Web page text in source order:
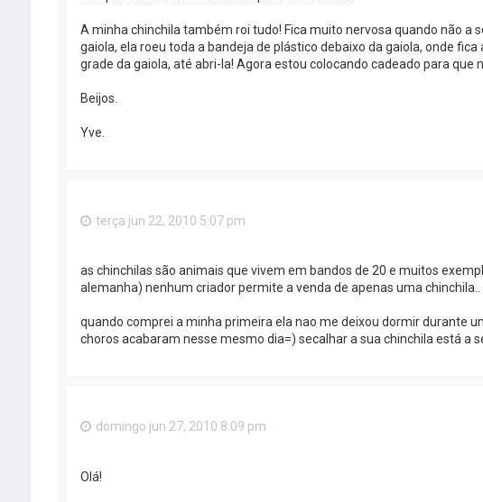
A minha chinchila também roi tudo! Fica muito nervosa quando não a
gaiola, ela roeu toda a bandeja de plástico debaixo da gaiola, onde
grade da gaiola, até abri-la! Agora estou colocando cadeado para que
Beijos.
Yve.
terça jun 22, 2010 5:07 pm
as chinchilas são animais que vivem em bandos de 20 e muitos
alemanha) nenhum criador permite a venda de apenas uma chinchila..
quando comprei a minha primeira ela nao me deixou dormir durante
choros acabaram nesse mesmo dia=) secalhar a sua chinchila está a
domingo jun 27, 2010 8:09 pm
Olá!